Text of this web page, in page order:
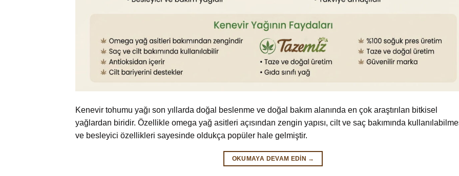
Kenevir tohumu yağı son yıllarda doğal beslenme ve doğal bakım alanında en çok araştırılan bitkisel
yağlardan biridir. Özellikle omega yağ asitleri açısından zengin yapısı, cilt ve saç bakımında
ve besleyici özellikleri sayesinde oldukça popüler hale gelmiştir.
OKUMAYA DEVAM EDIN →